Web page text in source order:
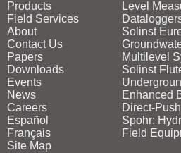
Products
Field Services
About
Contact Us
Papers
Downloads
Events
News
Careers
Español
Français
Site Map
Level
Solinst
Multilevel
Solinst
Enhanced
Spohr:
Field